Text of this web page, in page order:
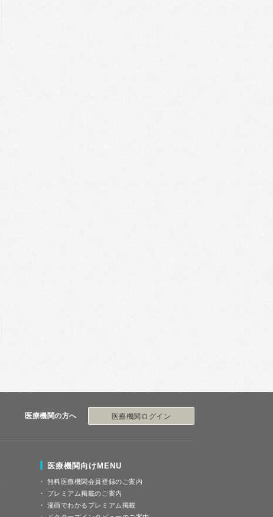
医療機関の方へ 医療機関ログイン
医療機関向けMENU
無料医療機関会員登録のご案内
プレミアム掲載のご案内
漫画でわかるプレミアム掲載